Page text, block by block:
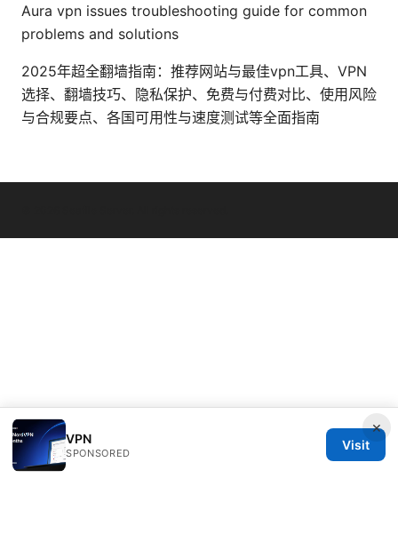
Aura vpn issues troubleshooting guide for common
problems and solutions
2025年超全翻墙指南：推荐网站与最佳vpn工具、VPN
选择、翻墙技巧、隐私保护、免费与付费对比、使用风险
与合规要点、各国可用性与速度测试等全面指南
×
VPN
SPONSORED
Visit